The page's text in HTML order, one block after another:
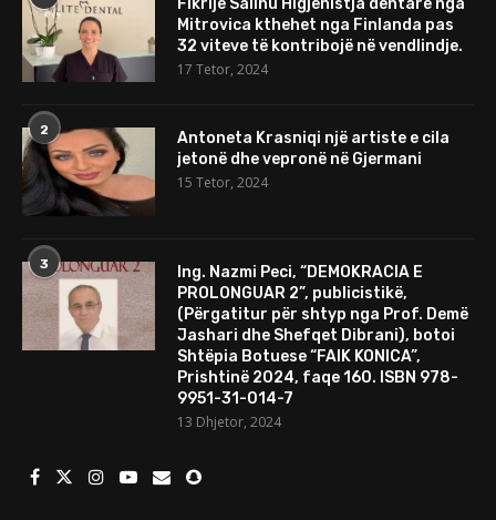
Fikrije Salihu Higjenistja dentare nga
Mitrovica kthehet nga Finlanda pas
32 viteve të kontribojë në vendlindje.
17 Tetor, 2024
2
Antoneta Krasniqi një artiste e cila
jetonë dhe vepronë në Gjermani
15 Tetor, 2024
3
Ing. Nazmi Peci, “DEMOKRACIA E
PROLONGUAR 2”, publicistikë,
(Përgatitur për shtyp nga Prof. Demë
Jashari dhe Shefqet Dibrani), botoi
Shtëpia Botuese “FAIK KONICA”,
Prishtinë 2024, faqe 160. ISBN 978-
9951-31-014-7
13 Dhjetor, 2024